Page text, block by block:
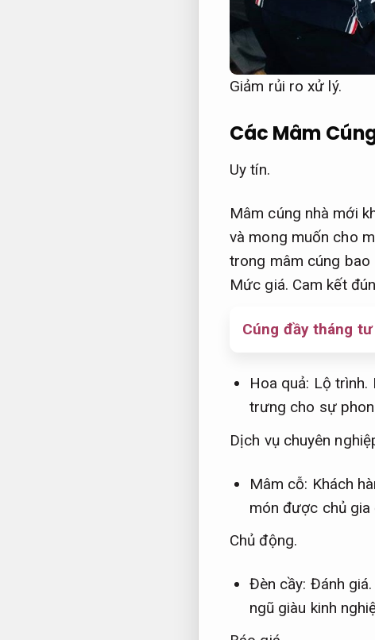
Giảm rủi ro xử lý.
Các Mâm
Uy tín.
Mâm cúng nhà mới
và mong muốn cho
trong mâm cúng bao
Mức giá. Cam kết
Cúng đầy tháng
Hoa quả: Lộ trình.
trưng cho sự
Dịch vụ chuyên
Mâm cỗ: Khách
món được chủ
Chủ động.
Đèn cầy: Đánh giá.
ngũ giàu kinh